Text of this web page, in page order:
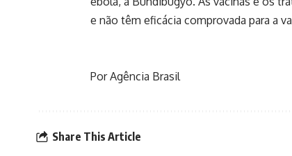
e não têm eficácia comprovada para a
Por Agência Brasil
Share This Article